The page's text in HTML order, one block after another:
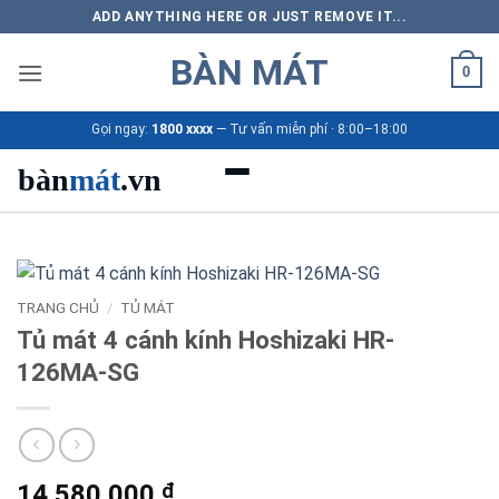
qua
nội
ADD ANYTHING HERE OR JUST REMOVE IT...
BÀN MÁT 0
Gọi ngay: 1800 xxxx — Tư vấn miễn phí · 8:00–18:00
bànmát.vn
Sản phẩm
Thương hiệu
Bảng giá 2026
Ứng dụng
TRANG CHỦ / TỦ MÁT
Tủ mát 4 cánh kính Hoshizaki HR-
126MA-SG
₫